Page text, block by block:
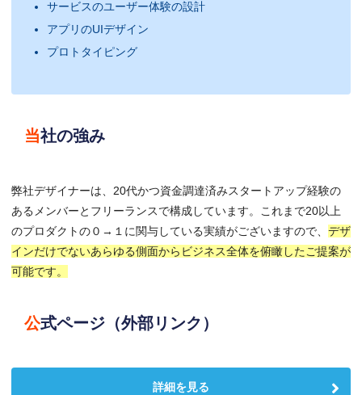
サービスのユーザー体験の設計
アプリのUIデザイン
プロトタイピング
当社の強み
弊社デザイナーは、20代かつ資金調達済みスタートアップ経験の
あるメンバーとフリーランスで構成しています。これまで20以上
のプロダクトの０→１に関与している実績がございますので、 デザ
インだけでないあらゆる側面からビジネス全体を俯瞰したご提案が
可能です。
公式ページ（外部リンク）
詳細を見る